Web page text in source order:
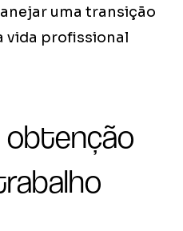
uma transição
vida profissional
obtenção